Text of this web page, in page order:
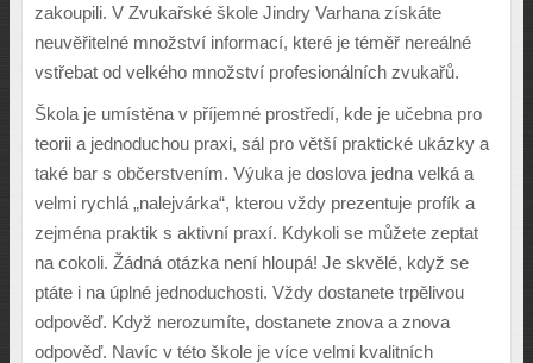
zakoupili. V Zvukařské škole Jindry Varhana získáte
neuvěřitelné množství informací, které je téměř nereálné
vstřebat od velkého množství profesionálních zvukařů.
Škola je umístěna v příjemné prostředí, kde je učebna pro
teorii a jednoduchou praxi, sál pro větší praktické ukázky a
také bar s občerstvením. Výuka je doslova jedna velká a
velmi rychlá „nalejvárka“, kterou vždy prezentuje profík a
zejména praktik s aktivní praxí. Kdykoli se můžete zeptat
na cokoli. Žádná otázka není hloupá! Je skvělé, když se
ptáte i na úplné jednoduchosti. Vždy dostanete trpělivou
odpověď. Když nerozumíte, dostanete znova a znova
odpověď. Navíc v této škole je více velmi kvalitních